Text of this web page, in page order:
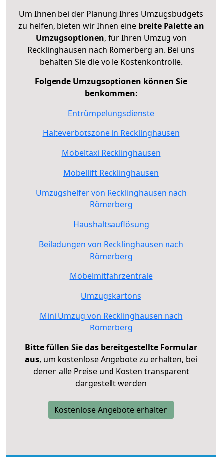
Um Ihnen bei der Planung Ihres Umzugsbudgets
zu helfen, bieten wir Ihnen eine breite Palette an
Umzugsoptionen, für Ihren Umzug von
Recklinghausen nach Römerberg an. Bei uns
behalten Sie die volle Kostenkontrolle.
Folgende Umzugsoptionen können Sie
benkommen:
Entrümpelungsdienste
Halteverbotszone in Recklinghausen
Möbeltaxi Recklinghausen
Möbellift Recklinghausen
Umzugshelfer von Recklinghausen nach
Römerberg
Haushaltsauflösung
Beiladungen von Recklinghausen nach
Römerberg
Möbelmitfahrzentrale
Umzugskartons
Mini Umzug von Recklinghausen nach
Römerberg
Bitte füllen Sie das bereitgestellte Formular
aus, um kostenlose Angebote zu erhalten, bei
denen alle Preise und Kosten transparent
dargestellt werden
Kostenlose Angebote erhalten